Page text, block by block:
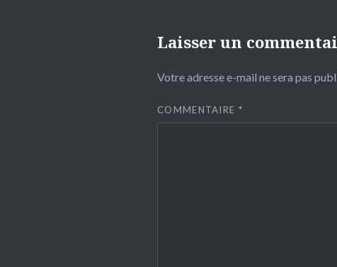
Laisser un
Votre adresse e-mail ne sera pas
COMMENTAIRE *